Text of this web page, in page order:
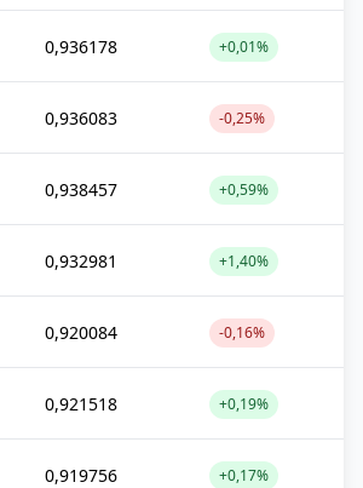
0,936178 +0,01%
0,936083 -0,25%
0,938457 +0,59%
0,932981 +1,40%
0,920084 -0,16%
0,921518 +0,19%
0,919756 +0,17%